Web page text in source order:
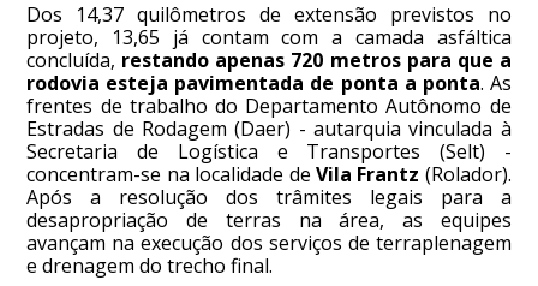
Dos 14,37 quilômetros de extensão previstos no
projeto, 13,65 já contam com a camada asfáltica
concluída, restando apenas 720 metros para que a
rodovia esteja pavimentada de ponta a ponta. As
frentes de trabalho do Departamento Autônomo de
Estradas de Rodagem (Daer) - autarquia vinculada à
Secretaria de Logística e Transportes (Selt) -
concentram-se na localidade de Vila Frantz (Rolador).
Após a resolução dos trâmites legais para a
desapropriação de terras na área, as equipes
avançam na execução dos serviços de terraplenagem
e drenagem do trecho final.